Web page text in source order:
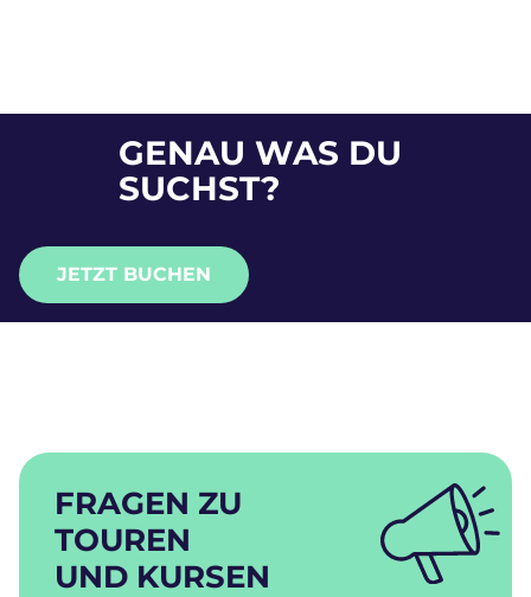
GENAU WAS DU
SUCHST?
JETZT BUCHEN
FRAGEN ZU
TOUREN
UND KURSEN